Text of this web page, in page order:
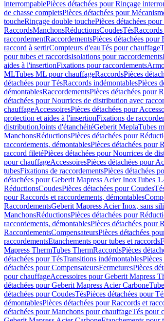
interrompablePièces détachées pour Rinçage
de chasse completsPièces détachées pour
toucheRinçage double touchePièces détachées
RaccordsManchonsRéductionsCoudesTés
raccordementRaccordementsPièces détachées pour
raccord à sertirCompteurs d'eauTés pour chauffage
pour tubes et raccordsIsolations pour raccordements
aides à l'insertionFixations pour raccordements
MLTubes ML pour chauffageRaccordsPièces
détachées pour TésRaccords indémontablesPièces
démontablesRaccordementsPièces détachées pour
détachées pour Nourrices de distribution avec
chauffageAccessoiresPièces détachées pour
protection et aides à l'insertionFixations de
distributionJoints d'étanchéitéGeberit MeplaTubes
ManchonsRéductionsPièces détachées pour
raccordements, démontablesPièces détachées pour
raccord filetéPièces détachées pour Nourrices de
pour chauffageAccessoiresPièces détachées pour
tubesFixations de raccordementsPièces détachées
détachées pour Geberit Mapress Acier InoxTubes
RéductionsCoudesPièces détachées pour Coudes
pour Raccords et raccordements, démontables
RaccordementsGeberit Mapress Acier Inox, sans
ManchonsRéductionsPièces détachées pour
raccordements, démontablesPièces détachées pour
RaccordementsCompensateursPièces détachées
raccordementsEtanchements pour tubes et raccords
Mapress ThermTubes ThermRaccordsPièces
détachées pour TésTransitions indémontables
détachées pour CompensateursFermeturesPièces
pour chauffageAccessoires pour Geberit Mapress
détachées pour Geberit Mapress Acier Carbone
détachées pour CoudesTésPièces détachées pour
démontablesPièces détachées pour Raccords et
détachées pour Manchons pour chauffageTés pour